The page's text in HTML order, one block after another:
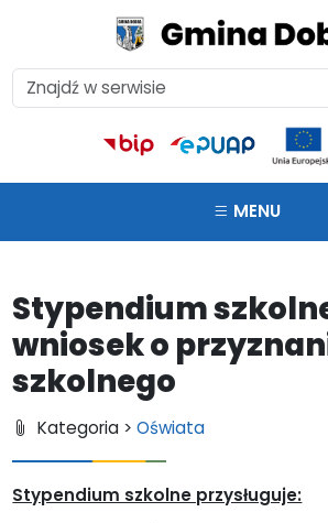
MENU
Stypendium
wniosek o
szkolnego
Kategoria >Oświata
Stypendium szkolne przysługuje: